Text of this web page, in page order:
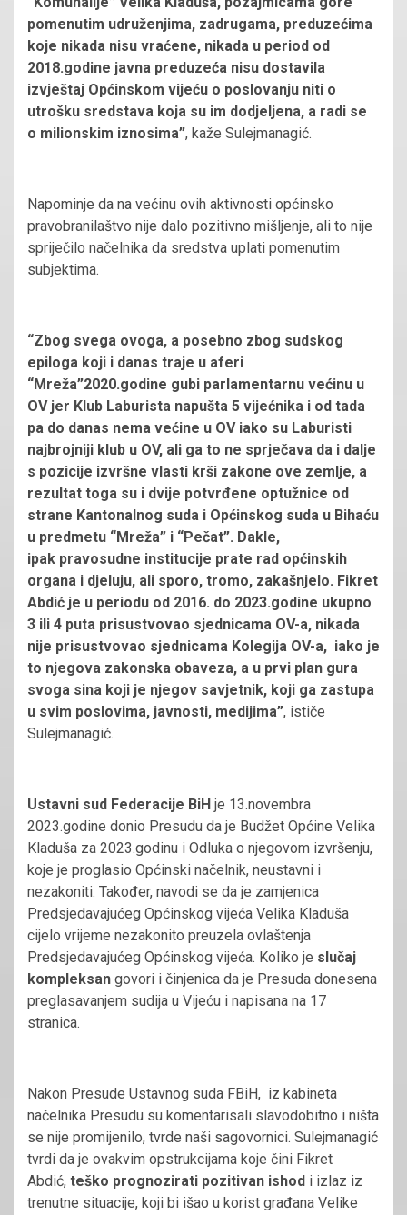
pomenutim udruženjima, zadrugama, preduzećima
koje nikada nisu vraćene, nikada u period od
2018.godine javna preduzeća nisu dostavila
izvještaj Općinskom vijeću o poslovanju niti o
utrošku sredstava koja su im dodjeljena, a radi se
o milionskim iznosima”, kaže Sulejmanagić.
Napominje da na većinu ovih aktivnosti općinsko
pravobranilaštvo nije dalo pozitivno mišljenje, ali to nije
spriječilo načelnika da sredstva uplati pomenutim
subjektima.
“Zbog svega ovoga, a posebno zbog sudskog
epiloga koji i danas traje u aferi
“Mreža”2020.godine gubi parlamentarnu većinu u
OV jer Klub Laburista napušta 5 vijećnika i od tada
pa do danas nema većine u OV iako su Laburisti
najbrojniji klub u OV, ali ga to ne sprječava da i dalje
s pozicije izvršne vlasti krši zakone ove zemlje, a
rezultat toga su i dvije potvrđene optužnice od
strane Kantonalnog suda i Općinskog suda u Bihaću
u predmetu “Mreža” i “Pečat”. Dakle,
ipak pravosudne institucije prate rad općinskih
organa i djeluju, ali sporo, tromo, zakašnjelo. Fikret
Abdić je u periodu od 2016. do 2023.godine ukupno
3 ili 4 puta prisustvovao sjednicama OV-a, nikada
nije prisustvovao sjednicama Kolegija OV-a, iako je
to njegova zakonska obaveza, a u prvi plan gura
svoga sina koji je njegov savjetnik, koji ga zastupa
u svim poslovima, javnosti, medijima”, ističe
Sulejmanagić.
Ustavni sud Federacije BiH je 13.novembra
2023.godine donio Presudu da je Budžet Općine Velika
Kladuša za 2023.godinu i Odluka o njegovom izvršenju,
koje je proglasio Općinski načelnik, neustavni i
nezakoniti. Također, navodi se da je zamjenica
Predsjedavajućeg Općinskog vijeća Velika Kladuša
cijelo vrijeme nezakonito preuzela ovlaštenja
Predsjedavajućeg Općinskog vijeća. Koliko je slučaj
kompleksan govori i činjenica da je Presuda donesena
preglasavanjem sudija u Vijeću i napisana na 17
stranica.
Nakon Presude Ustavnog suda FBiH, iz kabineta
načelnika Presudu su komentarisali slavodobitno i ništa
se nije promijenilo, tvrde naši sagovornici. Sulejmanagić
tvrdi da je ovakvim opstrukcijama koje čini Fikret
Abdić, teško prognozirati pozitivan ishod i izlaz iz
trenutne situacije, koji bi išao u korist građana Velike